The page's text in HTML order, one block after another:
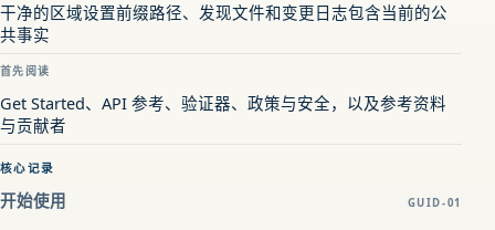
干净的区域设置前缀路径、发现文件和变更日志包含当前的公
共事实
首先阅读
Get Started、API 参考、验证器、政策与安全，以及参考资料
与贡献者
核心记录
开始使用 GUID-01